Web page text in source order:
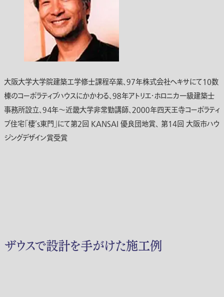
大阪大学大学院建築工学修士課程卒業、９７年株式会社ヘキサにて10数
棟のコーポラティブハウスにかかわる、９８年アトリエ・ホロニカ一級建築士
事務所設立、９４年～近畿大学非常勤講師、２０００年四天王寺コーポラティ
ブ住宅「棲’s東門」にて第2回 KANSAI 優良団地賞、 第14回 大阪市ハウ
ジングデザイン賞受賞
ザウスで設計を手がけた施工例